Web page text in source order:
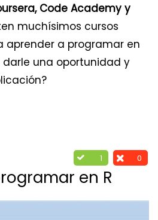
Code Academy y
muchísimos cursos
aprender a programar en
darle una oportunidad y
1 0
en R